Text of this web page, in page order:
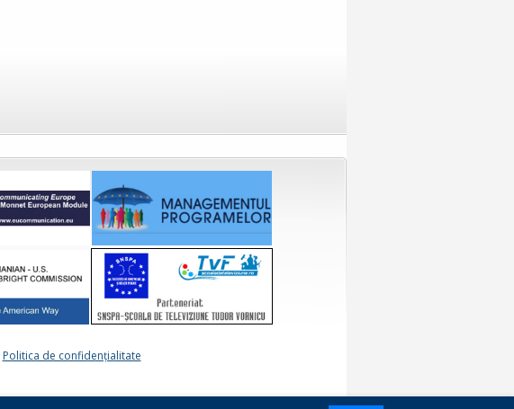
Politica de confidenţialitate